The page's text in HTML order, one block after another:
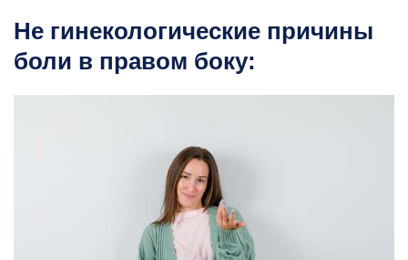
Не гинекологические причины
боли в правом боку: